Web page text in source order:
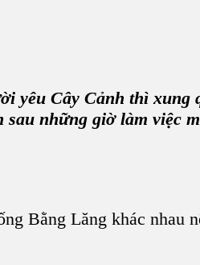
Cây Cảnh thì xung
những giờ làm việc
Bằng Lăng khác nhau